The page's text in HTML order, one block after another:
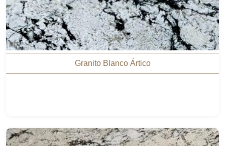
Granito Blanco Ártico